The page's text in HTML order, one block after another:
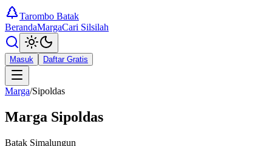
Tarombo Batak
BerandaMargaCari Silsilah
Masuk Daftar Gratis
Marga/Sipoldas
Marga Sipoldas
Batak Simalungun